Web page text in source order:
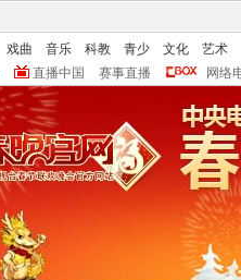
戏曲 音乐 科教 青少 文化
艺术
直播中国 赛事直播 网络